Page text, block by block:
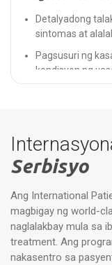
Detalyadong
sintomas at
Pagsusuri ng
kondisyon ng
endocrine na
Masusing pisikal
sa mga sintomas
Mga
presyon ng dugo
Serbisyo
Ang International
magbigay ng world-
naglalakbay mula sa
treatment. Ang
nakasentro sa